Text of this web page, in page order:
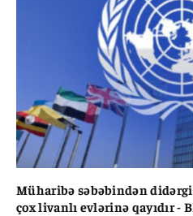
Müharibə səbəbindən
çox livanlı evlərinə qayıdır -